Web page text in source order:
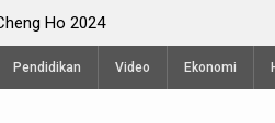
Terbuka Internasional Gantolle Piala
VIII 2024
Pendidikan Video Ekonomi